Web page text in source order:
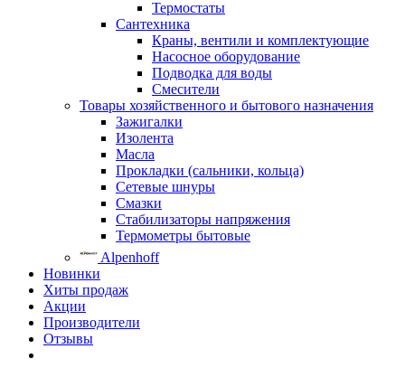
Термостаты
Сантехника
Краны, вентили и комплектующие
Насосное оборудование
Подводка для воды
Смесители
Товары хозяйственного и бытового назначения
Зажигалки
Изолента
Масла
Прокладки (сальники, кольца)
Сетевые шнуры
Смазки
Стабилизаторы напряжения
Термометры бытовые
Alpenhoff
Новинки
Хиты продаж
Акции
Производители
Отзывы